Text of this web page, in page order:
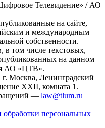
Телевидение» / АО
на сайте,
и международным
собственности.
в том числе текстовых,
на данном
АО «ЦТВ».
г. Москва, Ленинградский
XXII, комната 1.
— law@tlum.ru
персональных